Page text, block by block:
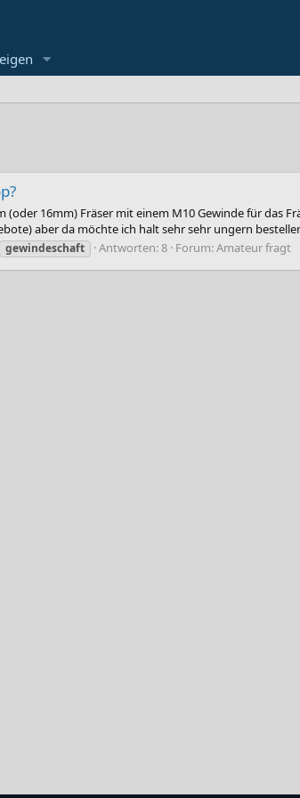
16mm) Fräser mit einem M10 Gewinde für das
aber da möchte ich halt sehr sehr ungern
gewindeschaft Antworten: 8 Forum:Amateur fragt